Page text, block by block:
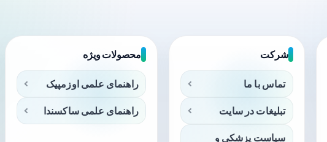
شرکت
تماس با ما
تبلیغات در سایت
سیاست پزشکی و
محصولات ویژه
راهنمای علمی اوزمپیک
راهنمای علمی ساکسندا